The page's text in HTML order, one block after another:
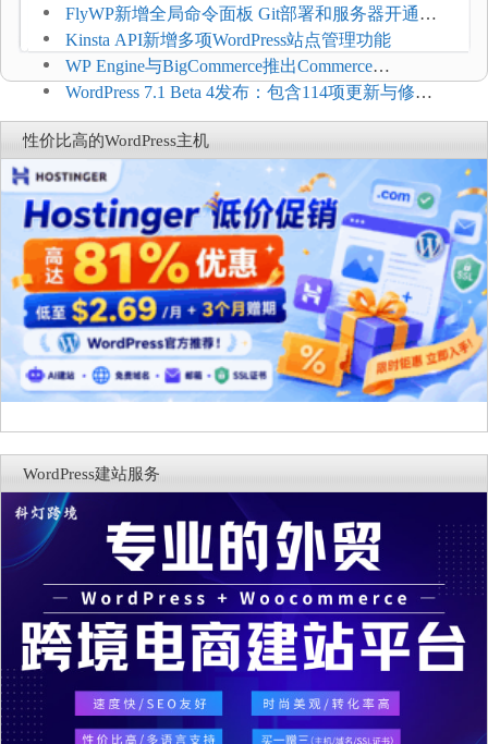
$2.61/月，高性能主机同步折扣
FlyWP新增全局命令面板 Git部署和服务器开通更
方便
Kinsta API新增多项WordPress站点管理功能
WP Engine与BigCommerce推出Commerce
Connect：WordPress商店可保留前台体验并扩展电
商能力
WordPress 7.1 Beta 4发布：包含114项更新与修
复，仅建议在测试环境体验
性价比高的WordPress主机
WordPress建站服务